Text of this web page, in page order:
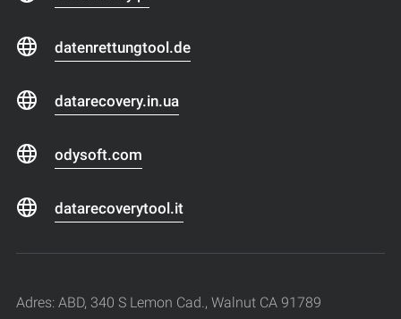
datenrettungtool.de
datarecovery.in.ua
odysoft.com
datarecoverytool.it
Adres: ABD, 340 S Lemon Cad., Walnut CA 91789